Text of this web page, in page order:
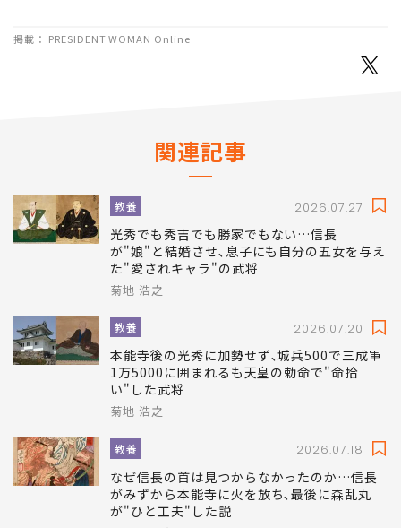
掲載： PRESIDENT WOMAN Online
関連記事
教養 2026.07.27
光秀でも秀吉でも勝家でもない…信長
が"娘"と結婚させ､息子にも自分の五女を与え
た"愛されキャラ"の武将
菊地 浩之
教養 2026.07.20
本能寺後の光秀に加勢せず､城兵500で三成軍
1万5000に囲まれるも天皇の勅命で"命拾
い"した武将
菊地 浩之
教養 2026.07.18
なぜ信長の首は見つからなかったのか…信長
がみずから本能寺に火を放ち､最後に森乱丸
が"ひと工夫"した説